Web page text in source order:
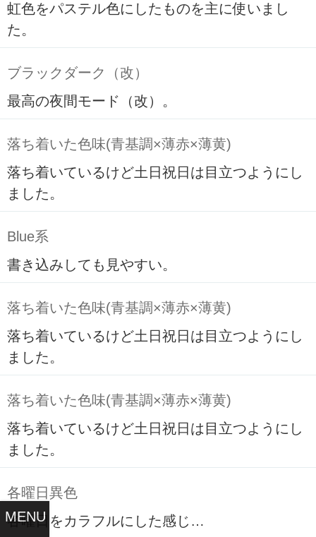
MENU
虹色をパステル色にしたものを主に使いまし
た。
ブラックダーク（改）
最高の夜間モード（改）。
落ち着いた色味(青基調×薄赤×薄黄)
落ち着いているけど土日祝日は目立つようにし
ました。
Blue系
書き込みしても見やすい。
落ち着いた色味(青基調×薄赤×薄黄)
落ち着いているけど土日祝日は目立つようにし
ました。
落ち着いた色味(青基調×薄赤×薄黄)
落ち着いているけど土日祝日は目立つようにし
ました。
各曜日異色
各曜日をカラフルにした感じ…